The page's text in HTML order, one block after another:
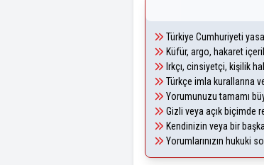
Türkiye Cumhuriyeti
Küfür, argo, hakaret
Irkçı, cinsiyetçi, kişilik
Türkçe imla kurallarına
Yorumunuzu tamamı
Gizli veya açık biçimde
Kendinizin veya bir
Yorumlarınızın hukuki